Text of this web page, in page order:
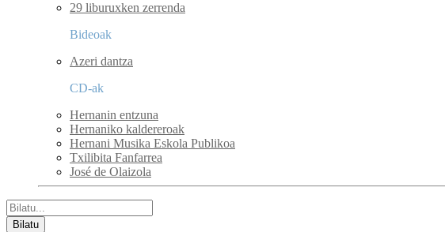
29 liburuxken zerrenda
Bideoak
Azeri dantza
CD-ak
Hernanin entzuna
Hernaniko kaldereroak
Hernani Musika Eskola Publikoa
Txilibita Fanfarrea
José de Olaizola